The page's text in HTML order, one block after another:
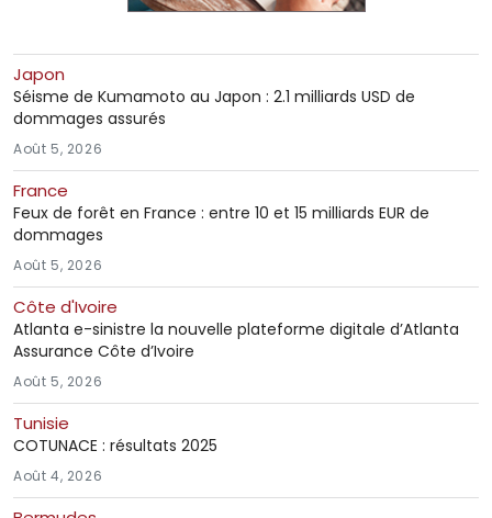
Japon
Séisme de Kumamoto au Japon : 2.1 milliards USD de
dommages assurés
Août 5, 2026
France
Feux de forêt en France : entre 10 et 15 milliards EUR de
dommages
Août 5, 2026
Côte d'Ivoire
Atlanta e-sinistre la nouvelle plateforme digitale d’Atlanta
Assurance Côte d’Ivoire
Août 5, 2026
Tunisie
COTUNACE : résultats 2025
Août 4, 2026